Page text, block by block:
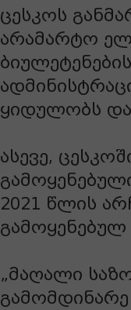
ცესკოს
არამარტო
ყიდულობს და
ასევე,
2021 წლის
„მაღალი